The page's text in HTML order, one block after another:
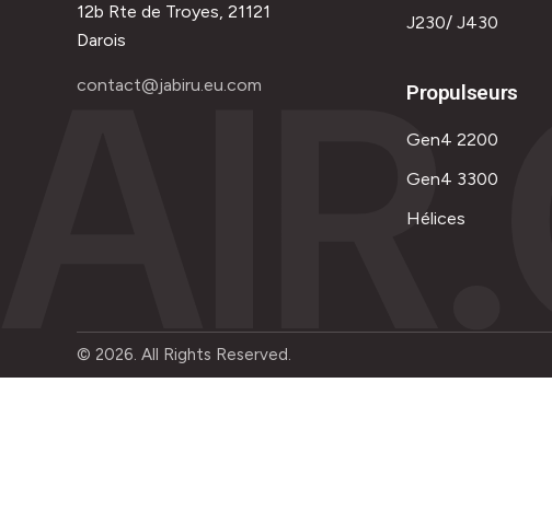
12b Rte de Troyes, 21121
Darois
contact@jabiru.eu.com
J230/ J430
Propulseurs
Gen4 2200
Gen4 3300
Hélices
© 2026. All Rights Reserved.